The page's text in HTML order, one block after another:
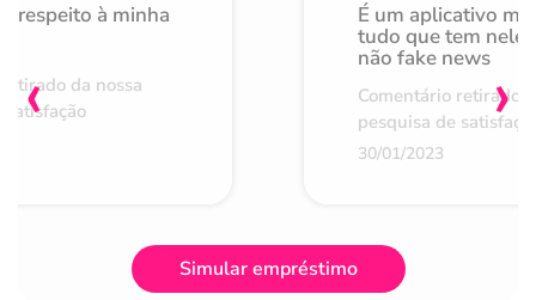
respeito à minha
da nossa
É um aplicativo
tudo que tem nele
não fake news
Comentário retirado
pesquisa de
30/01/2023
‹ ›
Simular empréstimo